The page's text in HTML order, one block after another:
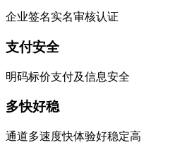
企业签名实名审核认证
支付安全
明码标价支付及信息安全
多快好稳
通道多速度快体验好稳定高